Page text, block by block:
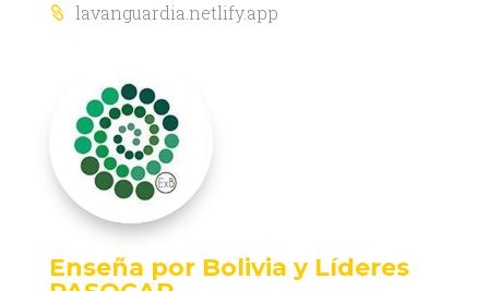
 lavanguardia.netlify.app
Enseña por Bolivia y Líderes